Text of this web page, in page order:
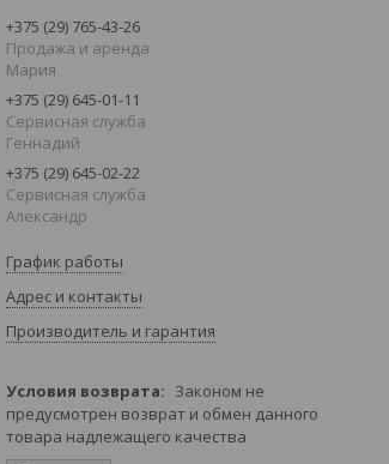
+375 (29) 765-43-26
Продажа и аренда
Мария
+375 (29) 645-01-11
Сервисная служба
Геннадий
+375 (29) 645-02-22
Сервисная служба
Александр
График работы
Адрес и контакты
Производитель и гарантия
Законом не
предусмотрен возврат и обмен данного
товара надлежащего качества